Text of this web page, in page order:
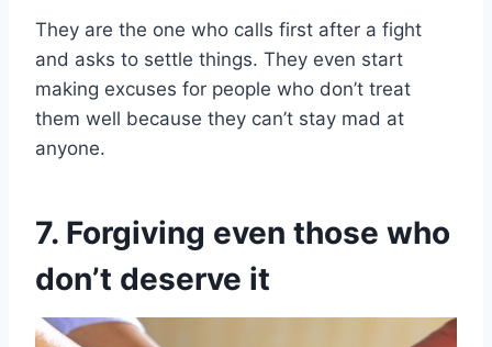
They are the one who calls first after a fight
and asks to settle things. They even start
making excuses for people who don’t treat
them well because they can’t stay mad at
anyone.
7. Forgiving even those who
don’t deserve it